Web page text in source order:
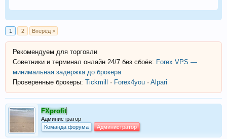
1 2 Вперёд >
Рекомендуем для торговли
Советники и терминал онлайн 24/7 без сбоёв: Forex VPS —
минимальная задержка до брокера
Проверенные брокеры: Tickmill · Forex4you · Alpari
FXprofit
Администратор
Команда форума
Администратор